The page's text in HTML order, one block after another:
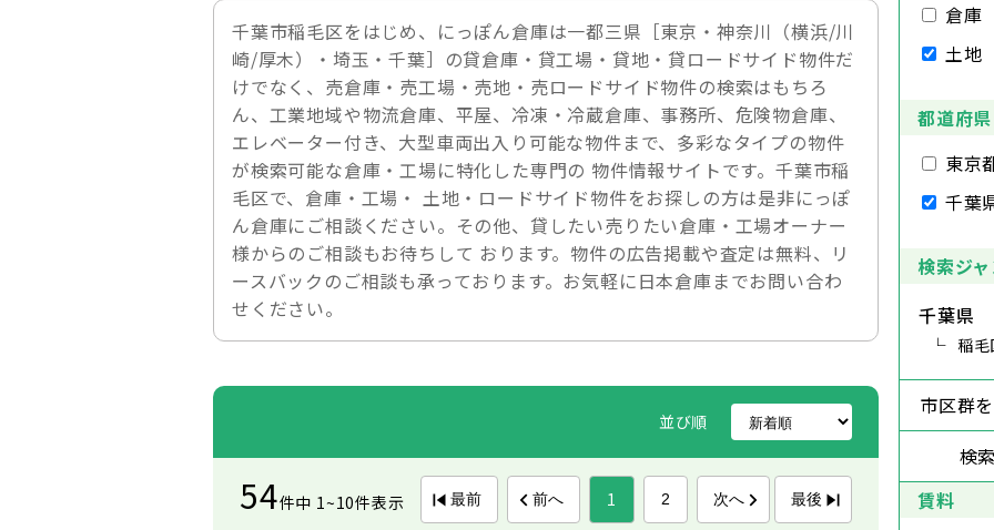
千葉市稲毛区をはじめ、にっぽん倉庫は一都三県［東京・神奈川（横浜/川
崎/厚木）・埼玉・千葉］の貸倉庫・貸工場・貸地・貸ロードサイド物件だ
けでなく、売倉庫・売工場・売地・売ロードサイド物件の検索はもちろ
ん、工業地域や物流倉庫、平屋、冷凍・冷蔵倉庫、事務所、危険物倉庫、
エレベーター付き、大型車両出入り可能な物件まで、多彩なタイプの物件
が検索可能な倉庫・工場に特化した専門の 物件情報サイトです。千葉市稲
毛区で、倉庫・工場・ 土地・ロードサイド物件をお探しの方は是非にっぽ
ん倉庫にご相談ください。その他、貸したい売りたい倉庫・工場オーナー
様からのご相談もお待ちして おります。物件の広告掲載や査定は無料、リ
ースバックのご相談も承っております。お気軽に日本倉庫までお問い合わ
せください。
並び順
54件中 1~10件表示 最前 前へ 1 2 次へ 最後
倉庫
土地
都道府県
東京
千葉
検索ジ
千葉県
稲
市区群
検
賃料